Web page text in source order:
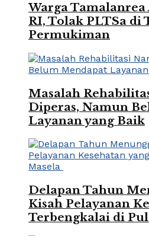
Warga Tamalanrea
RI, Tolak PLTSa di
Permukiman
Masalah
Diperas, Namun
Layanan yang Baik
Delapan Tahun
Kisah Pelayanan
Terbengkalai di